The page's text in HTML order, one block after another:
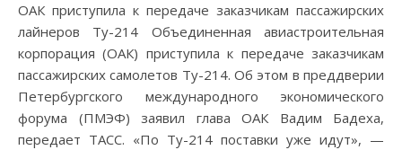
ОАК приступила к передаче заказчикам пассажирских
лайнеров Ту-214 Объединенная авиастроительная
корпорация (ОАК) приступила к передаче заказчикам
пассажирских самолетов Ту-214. Об этом в преддверии
Петербургского международного экономического
форума (ПМЭФ) заявил глава ОАК Вадим Бадеха,
передает ТАСС. «По Ту-214 поставки уже идут», —